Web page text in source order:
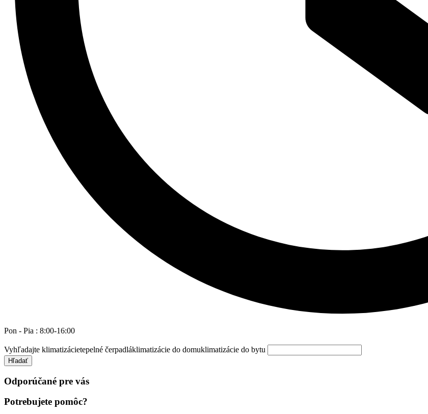
Pon - Pia : 8:00-16:00
Vyhľadajte klimatizácietepelné čerpadláklimatizácie do domuklimatizácie do bytu
Hľadať
Odporúčané pre vás
Potrebujete pomôc?